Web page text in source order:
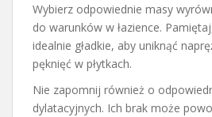
Wybierz odpowiednie masy
do warunków w łazience.
idealnie gładkie, aby uniknąć
pęknięć w płytkach.
Nie zapomnij również o
dylatacyjnych. Ich brak może